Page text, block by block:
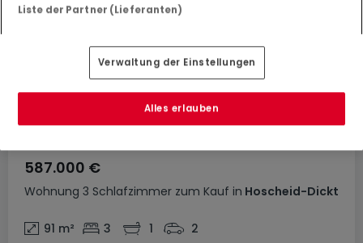
Wohnung 3 Schlafzimmer zum Kauf in Hoscheid-Dickt
587.000 €
91 m² 3 1 2
Liste der Partner (Lieferanten)
Verwaltung der Einstellungen
Alles erlauben